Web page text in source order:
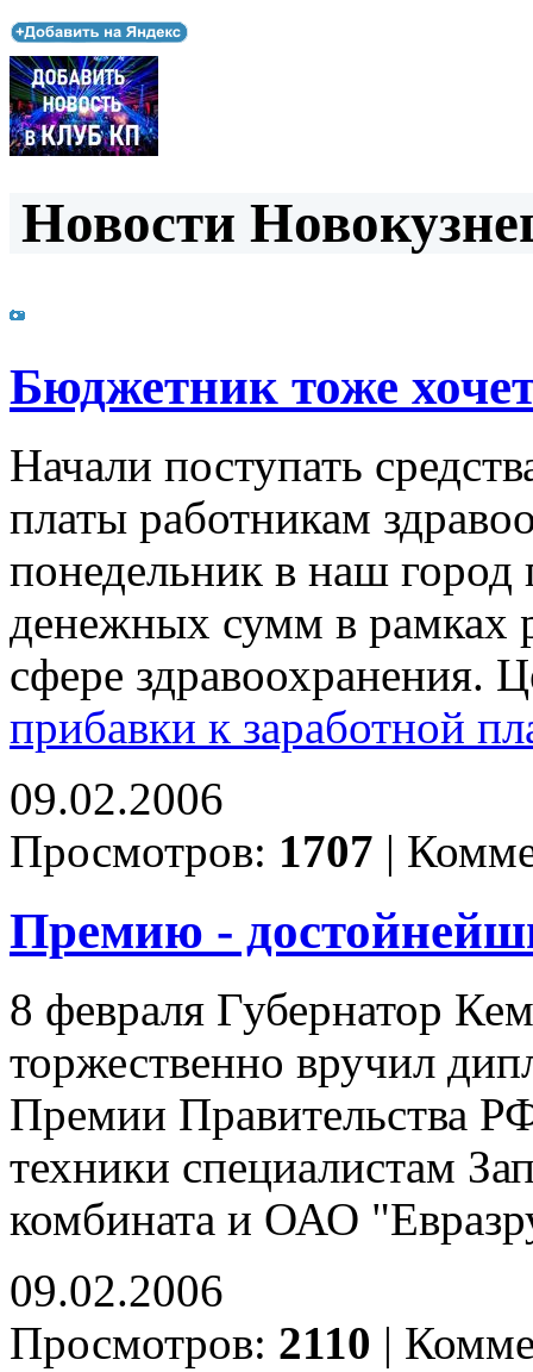
Новости
Бюджетник тоже
Начали поступать
платы работникам
понедельник в наш город
денежных сумм в рамках
сфере здравоохранения.
прибавки к заработной
09.02.2006
Просмотров: 1707 |
Премию -
8 февраля Губернатор
торжественно вручил
Премии Правительства
техники специалистам
комбината и ОАО
09.02.2006
Просмотров: 2110 |